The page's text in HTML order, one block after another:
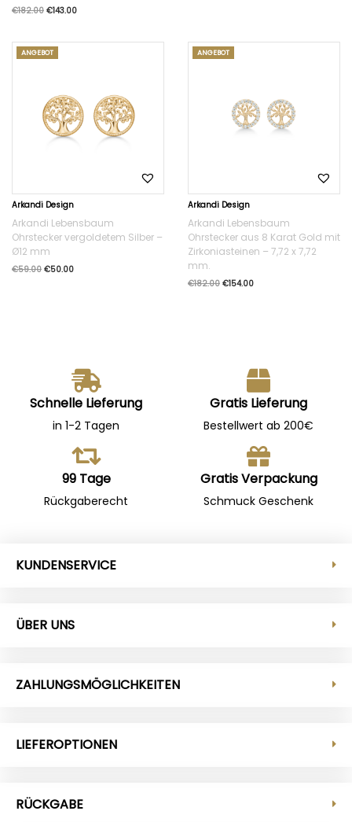
€182.00 €143.00
ANGEBOT
Arkandi Design
Arkandi Lebensbaum
Ohrstecker vergoldetem Silber –
Ø12 mm
€59.00 €50.00
ANGEBOT
Arkandi Design
Arkandi Lebensbaum
Ohrstecker aus 8 Karat Gold mit
Zirkoniasteinen – 7,72 x 7,72
mm.
€182.00 €154.00
Schnelle Lieferung
in 1-2 Tagen
Gratis Lieferung
Bestellwert ab 200€
99 Tage
Rückgaberecht
Gratis Verpackung
Schmuck Geschenk
KUNDENSERVICE
ÜBER UNS
ZAHLUNGSMÖGLICHKEITEN
LIEFEROPTIONEN
RÜCKGABE